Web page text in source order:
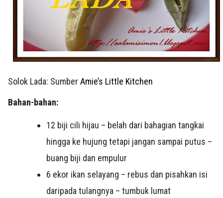
Solok Lada: Sumber Amie’s Little Kitchen
Bahan-bahan:
12 biji cili hijau – belah dari bahagian tangkai
hingga ke hujung tetapi jangan sampai putus –
buang biji dan empulur
6 ekor ikan selayang – rebus dan pisahkan isi
daripada tulangnya – tumbuk lumat